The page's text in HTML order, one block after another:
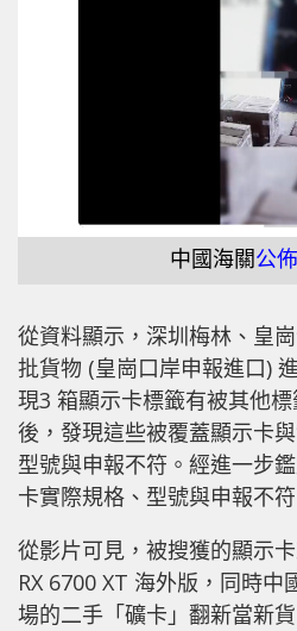
中國海關公
從資料顯示，深圳梅林、皇
批貨物 (皇崗口岸申報進口)
現3 箱顯示卡標籤有被其他
後，發現這些被覆蓋顯示卡
型號與申報不符。經進一步
卡實際規格、型號與申報不
從影片可見，被搜獲的顯示
RX 6700 XT 海外版，同時
場的二手「礦卡」翻新當新貨